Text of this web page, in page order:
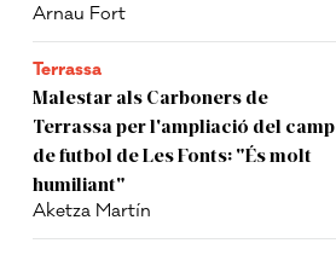
Arnau Fort
Terrassa
Malestar als Carboners de
Terrassa per l'ampliació del camp
de futbol de Les Fonts: "És molt
humiliant"
Aketza Martín